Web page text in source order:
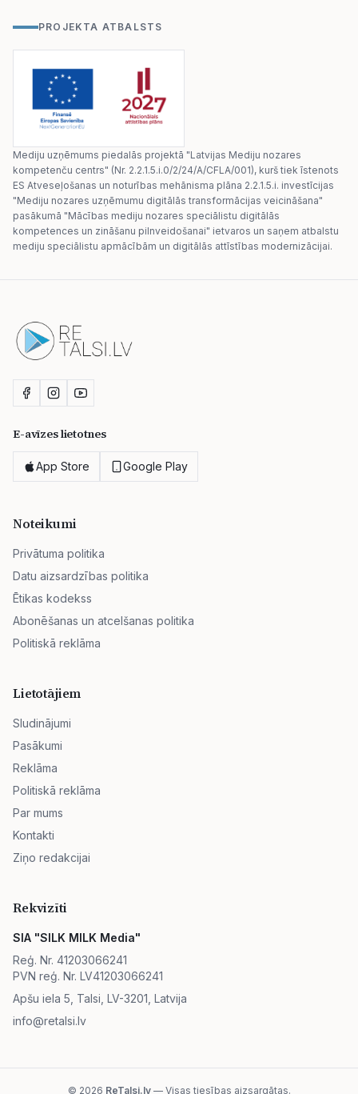
PROJEKTA ATBALSTS
Mediju uzņēmums piedalās projektā "Latvijas Mediju nozares
kompetenču centrs" (Nr. 2.2.1.5.i.0/2/24/A/CFLA/001), kurš tiek īstenots
ES Atveseļošanas un noturības mehānisma plāna 2.2.1.5.i. investīcijas
"Mediju nozares uzņēmumu digitālās transformācijas veicināšana"
pasākumā "Mācības mediju nozares speciālistu digitālās
kompetences un zināšanu pilnveidošanai" ietvaros un saņem atbalstu
mediju speciālistu apmācībām un digitālās attīstības modernizācijai.
E-avīzes lietotnes
App Store Google Play
Noteikumi
Privātuma politika
Datu aizsardzības politika
Ētikas kodekss
Abonēšanas un atcelšanas politika
Politiskā reklāma
Lietotājiem
Sludinājumi
Pasākumi
Reklāma
Politiskā reklāma
Par mums
Kontakti
Ziņo redakcijai
Rekvizīti
SIA "SILK MILK Media"
Reģ. Nr. 41203066241
PVN reģ. Nr. LV41203066241
Apšu iela 5, Talsi, LV-3201, Latvija
info@retalsi.lv
© 2026 ReTalsi.lv— Visas tiesības aizsargātas.